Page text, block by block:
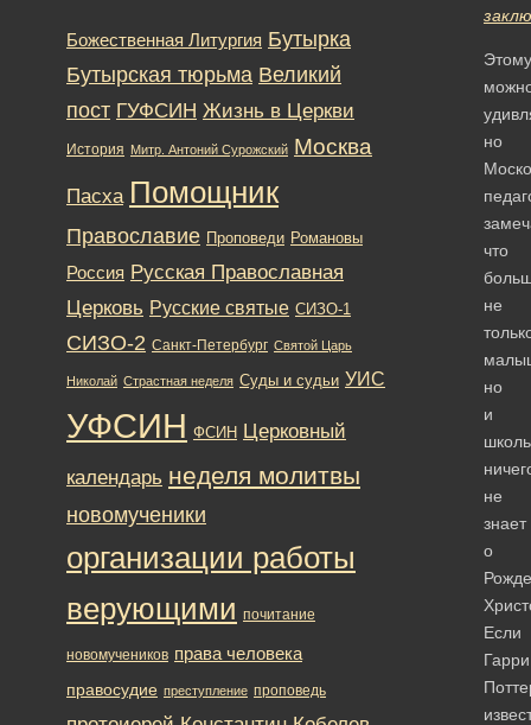
Этому
но
что
не
но
и
не
знает
о
Если
Гарри
Божественная Литургия Бутырка
Бутырская тюрьма Великий
пост ГУФСИН Жизнь в Церкви
История Митр. Антоний Сурожский Москва
Пасха Помощник
Православие Проповеди Романовы
Россия Русская Православная
Церковь Русские святые СИЗО-1
СИЗО-2 Санкт-Петербург Святой Царь
Николай Страстная неделя Суды и судьи УИС
УФСИН ФСИН Церковный
календарь неделя молитвы
новомученики
организации работы
верующими почитание
новомучеников права человека
правосудие преступление проповедь